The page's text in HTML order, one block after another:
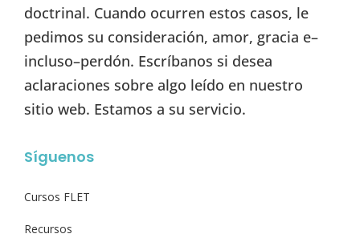
doctrinal. Cuando ocurren estos casos, le
pedimos su consideración, amor, gracia e–
incluso–perdón. Escríbanos si desea
aclaraciones sobre algo leído en nuestro
sitio web. Estamos a su servicio.
Síguenos
Cursos FLET
Recursos